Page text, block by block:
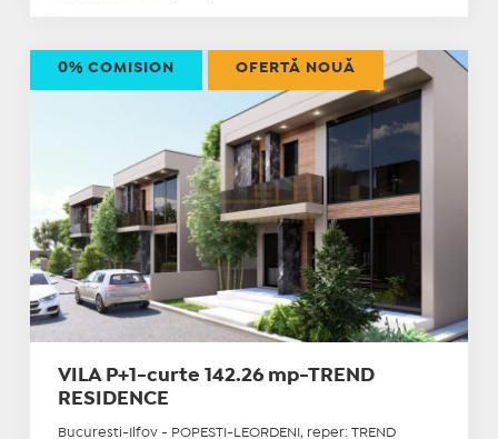
VILA P+1-curte 142.26 mp-TREND
RESIDENCE
Bucuresti-Ilfov - POPESTI-LEORDENI, reper: TREND
0% COMISION OFERTĂ NOUĂ